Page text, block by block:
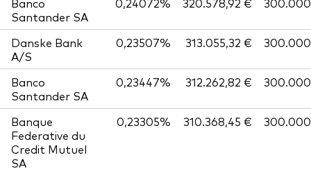
Santander SA
Danske Bank
A/S
0,23507% 313.055,32 € 300.000
Banco
Santander SA
0,23447% 312.262,82 € 300.000
Banque
Federative du
Credit Mutuel
SA
0,23305% 310.368,45 € 300.000